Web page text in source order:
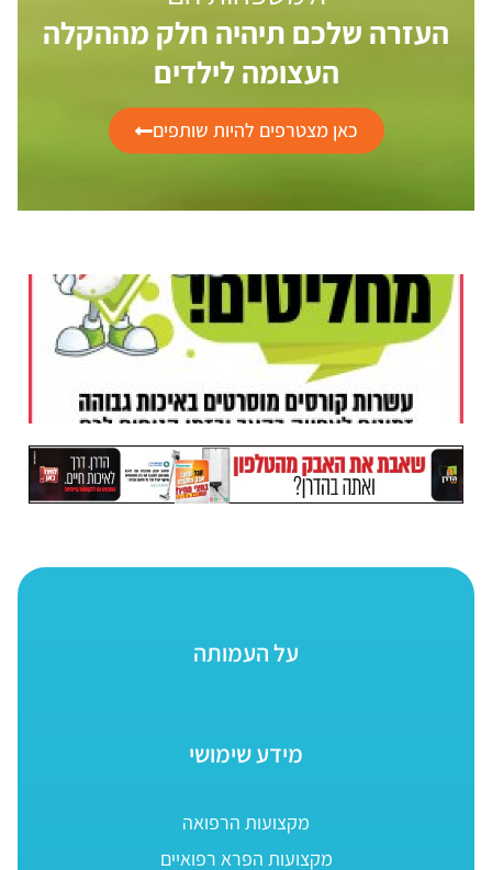
העזרה שלכם תיהיה חלק מההקלה
העצומה לילדים
כאן מצטרפים להיות שותפים
על העמותה
מידע שימושי
מקצועות הרפואה
מקצועות הפרא רפואיים